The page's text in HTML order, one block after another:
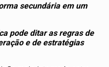
secundária em um
pode ditar as regras de
e de estratégias